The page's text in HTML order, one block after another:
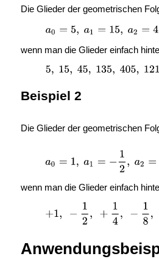
Die Glieder der geometrischen
wenn man die Glieder einfach
Beispiel 2
Die Glieder der geometrischen
wenn man die Glieder einfach